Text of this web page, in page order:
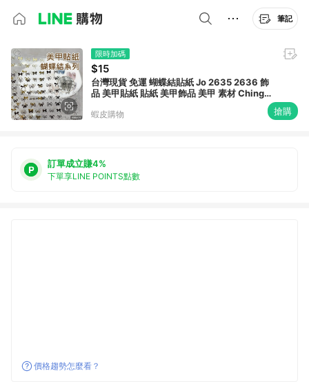
筆記
限時加碼
$15
台灣現貨 免運 蝴蝶結貼紙 Jo 2635 2636 飾
品 美甲貼紙 貼紙 美甲飾品 美甲 素材 Ching
蝦皮購物 搶購
訂單成立賺4%
下單享LINE POINTS點數
價格趨勢怎麼看？